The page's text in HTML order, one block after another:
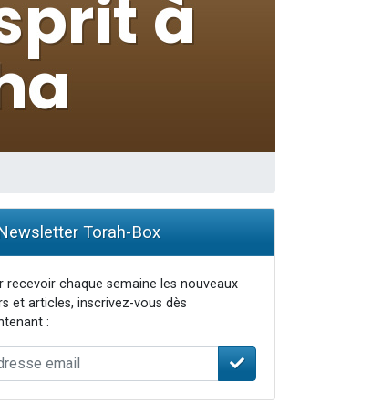
Torah-Box
recevoir chaque semaine les nouveaux
et articles, inscrivez-vous dès
: